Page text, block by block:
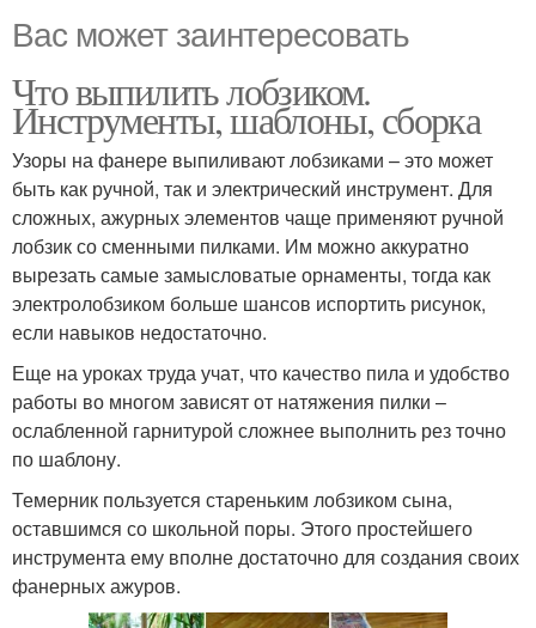
Вас может заинтересовать
Что выпилить лобзиком.
Инструменты, шаблоны, сборка
Узоры на фанере выпиливают лобзиками – это может
быть как ручной, так и электрический инструмент. Для
сложных, ажурных элементов чаще применяют ручной
лобзик со сменными пилками. Им можно аккуратно
вырезать самые замысловатые орнаменты, тогда как
электролобзиком больше шансов испортить рисунок,
если навыков недостаточно.
Еще на уроках труда учат, что качество пила и удобство
работы во многом зависят от натяжения пилки –
ослабленной гарнитурой сложнее выполнить рез точно
по шаблону.
Темерник пользуется стареньким лобзиком сына,
оставшимся со школьной поры. Этого простейшего
инструмента ему вполне достаточно для создания своих
фанерных ажуров.